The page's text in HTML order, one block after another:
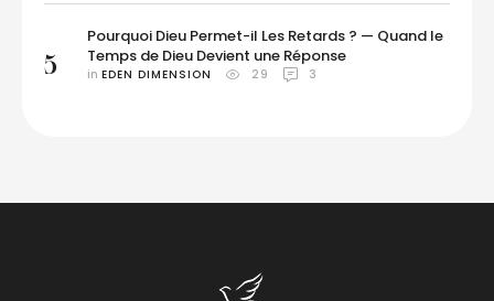
5
Pourquoi Dieu Permet-il Les Retards ? — Quand le
Temps de Dieu Devient une Réponse
in EDEN DIMENSION 29 3